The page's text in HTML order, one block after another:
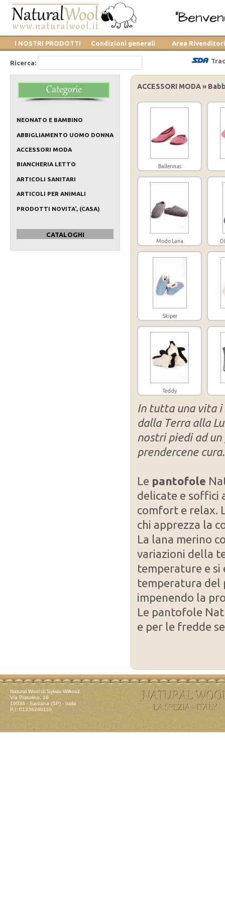
I NOSTRI PRODOTTI Condizioni generali Area Rivenditori
Ricerca:
NEONATO E BAMBINO
ABBIGLIAMENTO UOMO DONNA
ACCESSORI MODA
BIANCHERIA LETTO
ARTICOLI SANITARI
ARTICOLI PER ANIMALI
PRODOTTI NOVITA', (CASA)
CATALOGHI
ACCESSORI MODA »
Ballerinas
Modo Lana
Skiper
Teddy
In tutta una vita i
dalla Terra alla
nostri piedi ad
prendercene cura.
Le pantofole
delicate e soffici
comfort e relax.
chi apprezza la
La lana merino
variazioni della
temperature e si
temperatura del
impenendo la
Le pantofole
e per le fredde
Natural Wool di Sylwia Wilkosz
Via Pratolino, 19
19038 - Sarzana (SP) - Italia
P.I: 01336260110